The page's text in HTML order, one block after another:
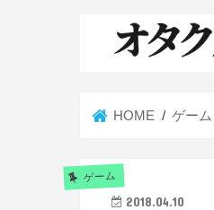
HOME ゲーム
ゲーム
2018.04.10